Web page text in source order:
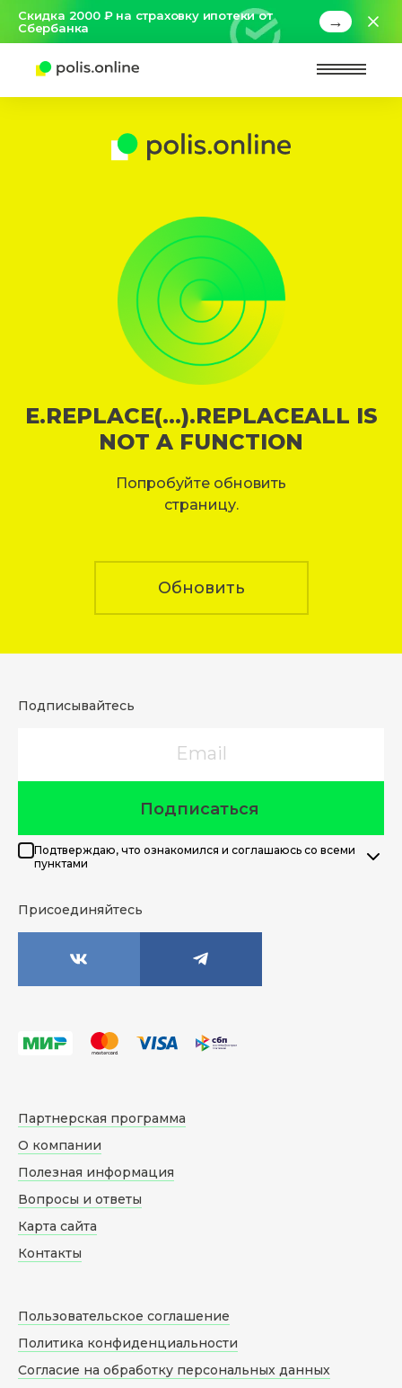
Скидка 2000 ₽ на страховку ипотеки от
Сбербанка
→
E.REPLACE(...).REPLACEALL IS
NOT A FUNCTION
Попробуйте обновить
страницу.
Обновить
Подписывайтесь
Подписаться
Подтверждаю, что ознакомился и соглашаюсь со всеми
пунктами
Присоединяйтесь
Партнерская программа
О компании
Полезная информация
Вопросы и ответы
Карта сайта
Контакты
Пользовательское соглашение
Политика конфиденциальности
Согласие на обработку персональных данных